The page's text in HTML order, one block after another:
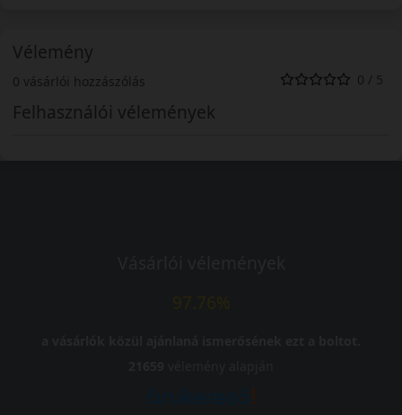
Vélemény
0 vásárlói hozzászólás 0 / 5
Felhasználói vélemények